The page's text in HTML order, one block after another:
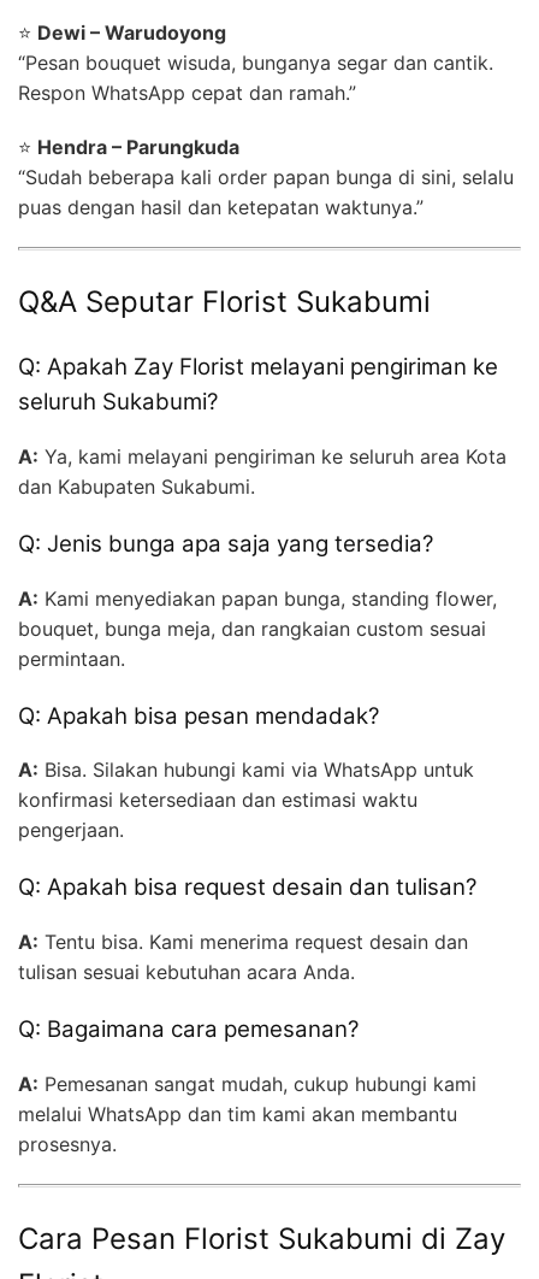
⭐ Dewi – Warudoyong
“Pesan bouquet wisuda, bunganya segar dan cantik.
Respon WhatsApp cepat dan ramah.”
⭐ Hendra – Parungkuda
“Sudah beberapa kali order papan bunga di sini, selalu
puas dengan hasil dan ketepatan waktunya.”
Q&A Seputar Florist Sukabumi
Q: Apakah Zay Florist melayani pengiriman ke
seluruh Sukabumi?
A: Ya, kami melayani pengiriman ke seluruh area Kota
dan Kabupaten Sukabumi.
Q: Jenis bunga apa saja yang tersedia?
A: Kami menyediakan papan bunga, standing flower,
bouquet, bunga meja, dan rangkaian custom sesuai
permintaan.
Q: Apakah bisa pesan mendadak?
A: Bisa. Silakan hubungi kami via WhatsApp untuk
konfirmasi ketersediaan dan estimasi waktu
pengerjaan.
Q: Apakah bisa request desain dan tulisan?
A: Tentu bisa. Kami menerima request desain dan
tulisan sesuai kebutuhan acara Anda.
Q: Bagaimana cara pemesanan?
A: Pemesanan sangat mudah, cukup hubungi kami
melalui WhatsApp dan tim kami akan membantu
prosesnya.
Cara Pesan Florist Sukabumi di Zay